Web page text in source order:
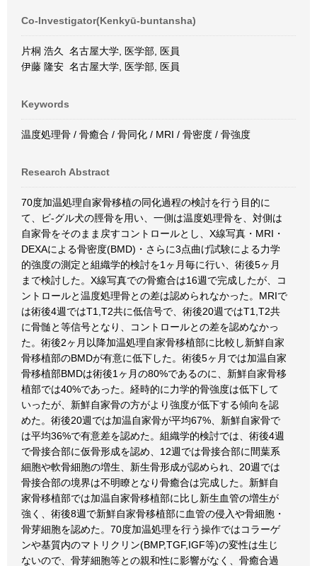
Co-Investigator(Kenkyū-buntansha)
片桐 浩久 名古屋大学, 医学部, 医員
伊藤 隆安 名古屋大学, 医学部, 医員
Keywords
温度処理骨 / 骨癒合 / 骨同化 / MRI / 骨密度 / 骨強度
Research Abstract
70度加温処理自家骨移植の同化過程の検討を行う目的に
て、ビ-グル犬の脛骨を用い、一側は温度処理骨を、対側は
自家骨をそのまま戻すコントロールとし、X線写真・MRI・
DEXAによる骨密度(BMD)・さらに3点曲げ試験による力学
的強度の測定と組織学的検討を1ヶ月毎に行い、術後5ヶ月
まで検討した。X線写真での骨癒合は16週で完成したが、コ
ントロールと温度処理骨との差は認められなかった。MRIで
は術後4週ではT1,T2共に低信号で、術後20週ではT1,T2共
に骨髄と等信号となり、コントロールとの差を認めなかっ
た。術後2ヶ月以降加温処理自家骨移植部に比較し新鮮自家
骨移植部のBMDが有意に低下した。術後5ヶ月では加温自家
骨移植部BMDは術後1ヶ月の80%であるのに、新鮮自家骨移
植部では40%であった。経時的に力学的骨強度は低下して
いったが、新鮮自家骨の方がより強度が低下する傾向を認
めた。術後20週では加温自家骨が平均67%、新鮮自家骨で
は平均36%で有意差を認めた。組織学的検討では、術後4週
で骨接合部に仮骨形成を認め、12週では骨接合部に間葉系
細胞や軟骨細胞の増生、新生骨形成が認められ、20週では
骨接合部の境界は不明瞭となり骨癒合は完成した。新鮮自
家骨移植部では加温自家骨移植部に比し新生血管の増生が
強く、術後8週で新鮮自家骨移植部に血管の侵入や骨細胞・
骨芽細胞を認めた。70度加温処理を行う操作ではコラーゲ
ンや基質内のマトリクリン(BMP,TGF,IGF等)の変性は生じ
ないので、骨芽細胞等との親和性に影響がなく、骨癒合過